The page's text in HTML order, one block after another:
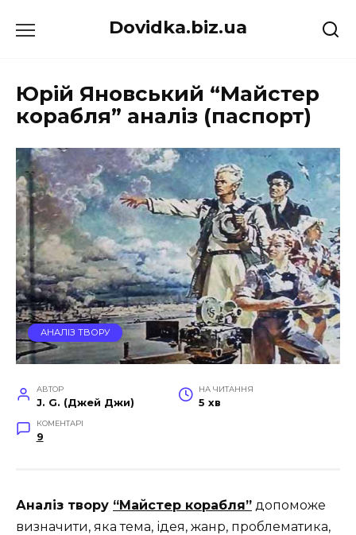
до
Dovidka.biz.ua
Юрій Яновський “Майстер
корабля” аналіз (паспорт)
АНАЛІЗ ТВОРУ
АВТОР
J. G. (Джей Джи)
НА ЧИТАННЯ
5 хв
КОМЕНТАРІ
9
Аналіз твору “Майстер корабля” допоможе
визначити, яка тема, ідея, жанр, проблематика,